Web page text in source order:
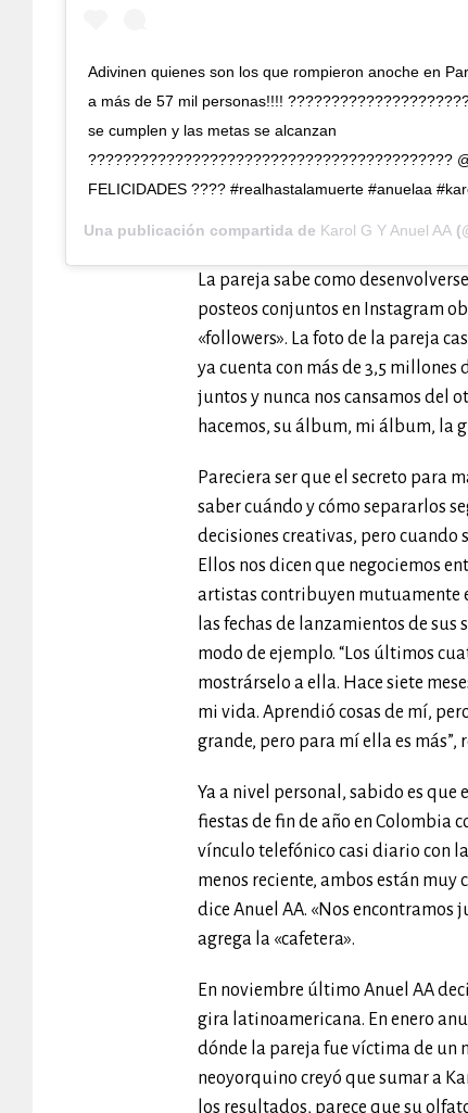
Adivinen quienes son los que rompieron anoche en
a más de 57 mil personas!!!!
se cumplen y las metas se alcanzan
??????????????????????????????????????????
FELICIDADES ???? #realhastalamuerte #anuelaa
Una publicación compartida de Karol G Y Anuel AA
La pareja sabe como
posteos conjuntos en Instagram
«followers». La foto de la pareja
ya cuenta con más de 3,5 millones
juntos y nunca nos cansamos del
hacemos, su álbum, mi álbum, la
Pareciera ser que el secreto para
saber cuándo y cómo separarlos
decisiones creativas, pero cuando
Ellos nos dicen que negociemos
artistas contribuyen mutuamente
las fechas de lanzamientos de
modo de ejemplo. “Los últimos
mostrárselo a ella. Hace siete
mi vida. Aprendió cosas de mí,
grande, pero para mí ella es
Ya a nivel personal, sabido es que
fiestas de fin de año en Colombia
vínculo telefónico casi diario con
menos reciente, ambos están muy
dice Anuel AA. «Nos encontramos
agrega la «cafetera».
En noviembre último Anuel AA
gira latinoamericana. En enero
dónde la pareja fue víctima de un
neoyorquino creyó que sumar a
los resultados, parece que su